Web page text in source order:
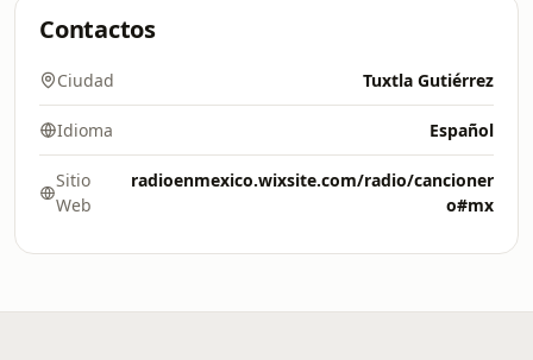
Contactos
Ciudad Tuxtla Gutiérrez
Idioma Español
Sitio
Web
radioenmexico.wixsite.com/radio/cancioner
o#mx